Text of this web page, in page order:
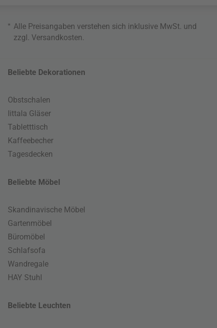
* Alle Preisangaben verstehen sich inklusive MwSt. und
zzgl. Versandkosten.
Beliebte Dekorationen
Obstschalen
Iittala Gläser
Tabletttisch
Kaffeebecher
Tagesdecken
Beliebte Möbel
Skandinavische Möbel
Gartenmöbel
Büromöbel
Schlafsofa
Wandregale
HAY Stuhl
Beliebte Leuchten